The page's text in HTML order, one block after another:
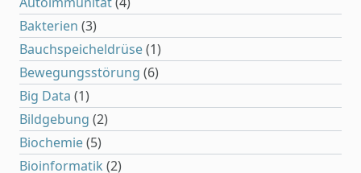
Bakterien (3)
Bauchspeicheldrüse(1)
Bewegungsstörung (6)
Big Data (1)
Bildgebung (2)
Biochemie(5)
Bioinformatik (2)